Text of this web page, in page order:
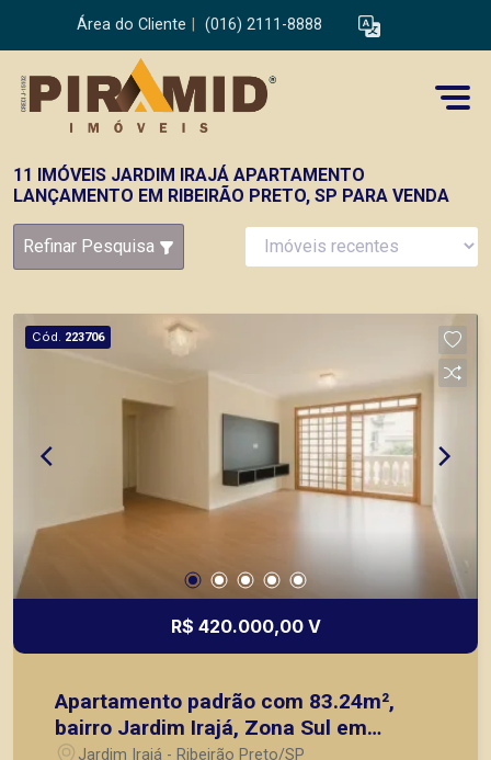
Área do Cliente (016) 2111-8888
11 IMÓVEIS JARDIM IRAJÁ APARTAMENTO
LANÇAMENTO EM RIBEIRÃO PRETO, SP PARA VENDA
Refinar Pesquisa
Cód. 223706
R$ 420.000,00 V
Apartamento padrão com 83.24m²,
bairro Jardim Irajá, Zona Sul em
Ribeirão Preto/SP.
Jardim Irajá - Ribeirão Preto/SP